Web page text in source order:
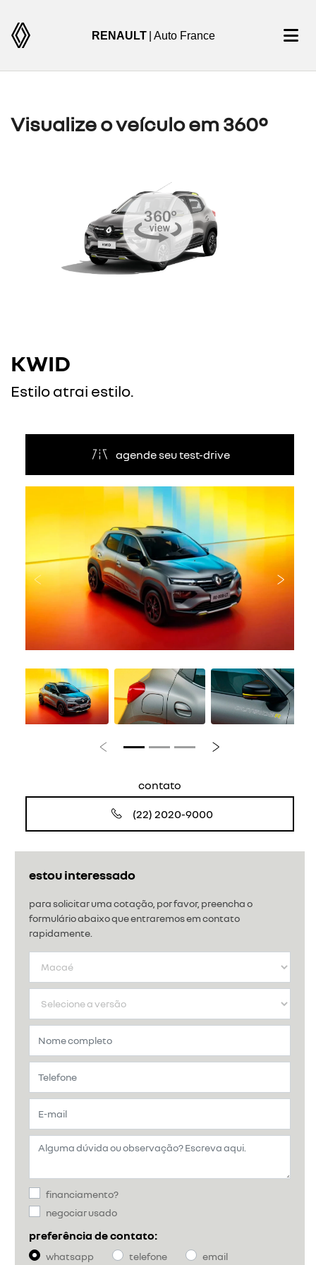
RENAULT | Auto France
Visualize o veículo em 360°
KWID
Estilo atrai estilo.
agende seu test-drive
estou interessado
para solicitar uma cotação, por favor, preencha o
formulário abaixo que entraremos em contato
rapidamente.
financiamento?
negociar usado
preferência de contato:
whatsapp telefone email
Anterior
Anterior Próximo
contato
(22) 2020-9000